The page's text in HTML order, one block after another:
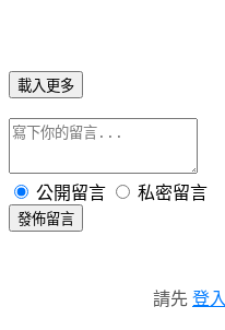
載入更多
公開留言 私密留言
發佈留言
請先 登入